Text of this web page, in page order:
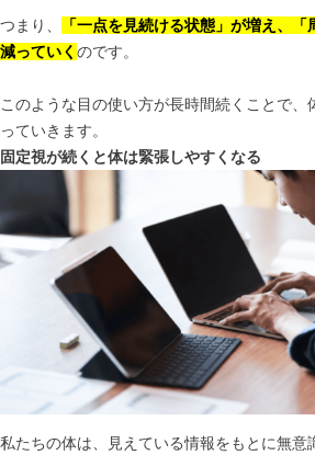
つまり、
「一点を見続ける状態」が増え、
減っていく のです。
このような目の使い方が長時間続くことで、
っていきます。
固定視が続くと体は緊張しやすくなる
私たちの体は、見えている情報をもとに無意